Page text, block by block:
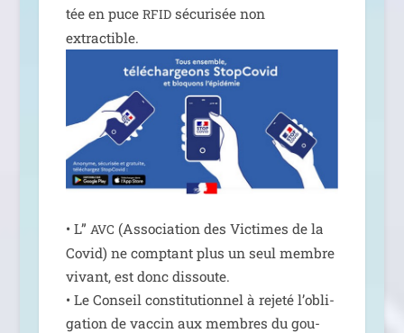
tée en puce RFIDsécu­ri­sée non
extractible.
• L” AVC (Association des Victimes de la
Covid) ne comp­tant plus un seul membre
vivant, est donc dis­soute.
• Le Conseil consti­tu­tion­nel à reje­té l’o­bli­
ga­tion de vac­cin aux membres du gou­